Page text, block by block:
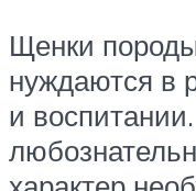
Щенки
нуждаются в
и